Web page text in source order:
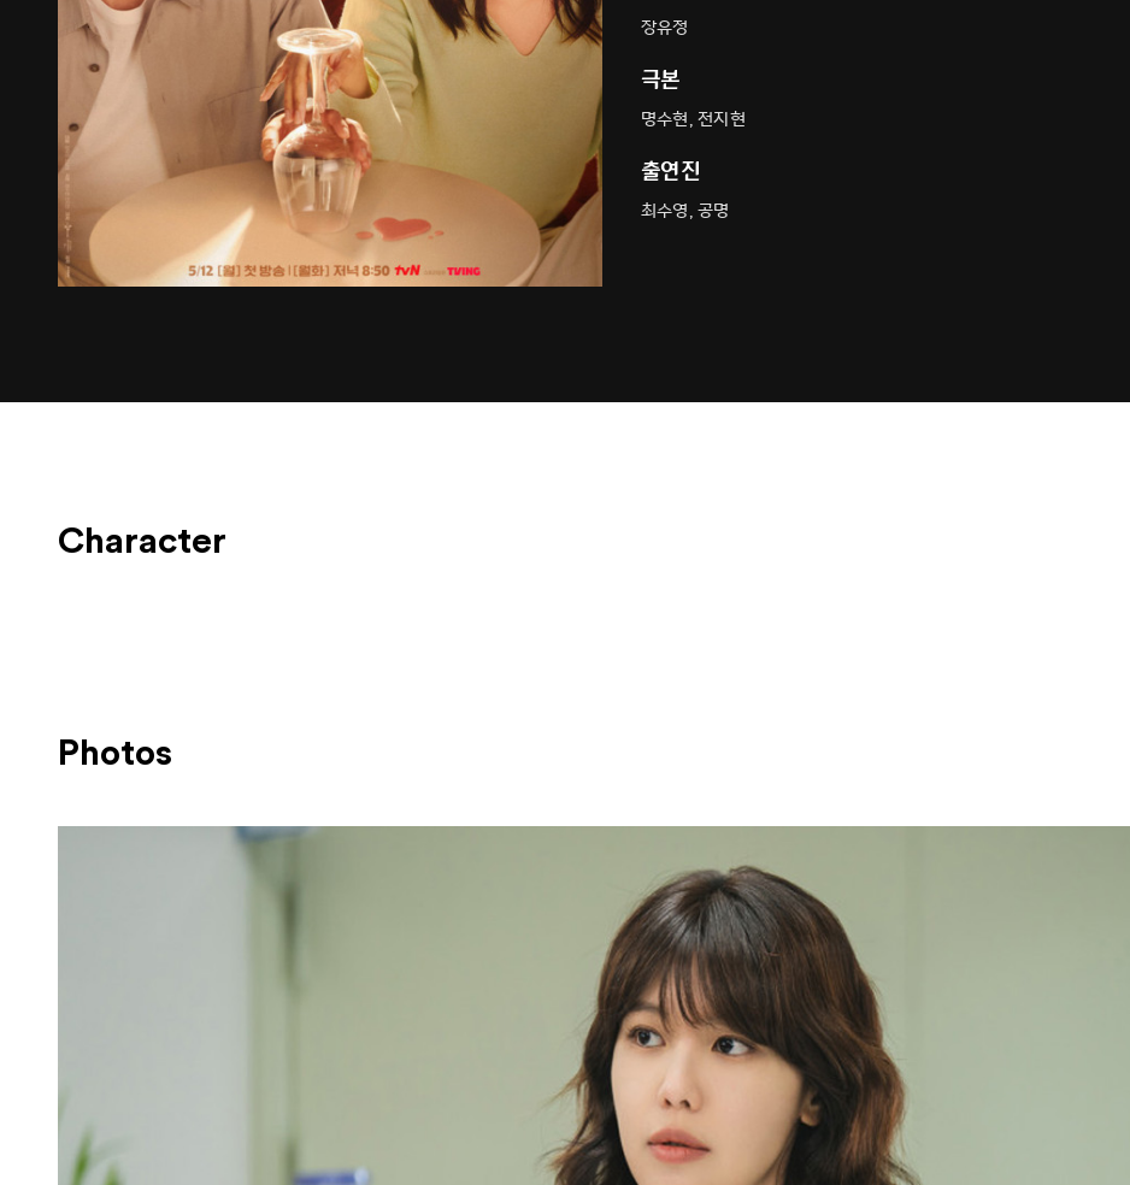
장유정
극본
명수현, 전지현
출연진
최수영, 공명
Character
Photos